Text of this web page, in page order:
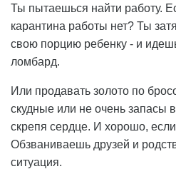
Ты пытаешься найти работу.
карантина работы нет? Ты
свою порцию ребенку - и
ломбард.
Или продавать золото по
скудные или не очень запасы
скрепя сердце. И хорошо, если
Обзваниваешь друзей и
ситуация.